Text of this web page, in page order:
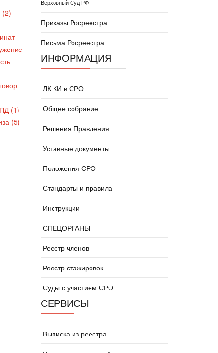
(2)
(1)
(5)
Верховный Суд РФ
Приказы Росреестра
Письма Росреестра
ИНФОРМАЦИЯ
ЛК КИ в СРО
Общее собрание
Решения Правления
Уставные документы
Положения СРО
Стандарты и правила
Инструкции
СПЕЦОРГАНЫ
Реестр членов
Реестр стажировок
Суды с участием СРО
СЕРВИСЫ
Выписка из реестра